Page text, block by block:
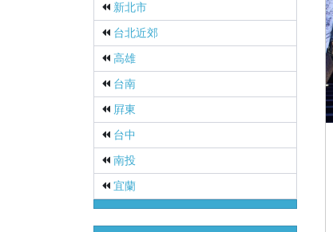
新北市
台北近郊
高雄
台南
屛東
台中
南投
宜蘭